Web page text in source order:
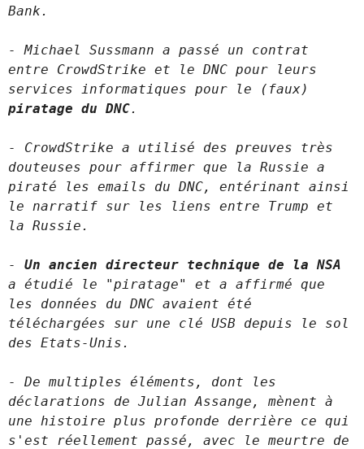
- Michael Sussmann a passé un contrat
entre CrowdStrike et le DNC pour leurs
piratage du DNC
- CrowdStrike a utilisé des preuves très
douteuses pour affirmer que la Russie a
piraté les emails du DNC, entérinant ainsi
le narratif sur les liens entre Trump et
- Un ancien directeur technique de la NSA
a étudié le "piratage" et a affirmé que
les données du DNC avaient été
téléchargées sur une clé USB depuis le sol
- De multiples éléments, dont les
déclarations de Julian Assange, mènent à
une histoire plus profonde derrière ce qui
s'est réellement passé, avec le meurtre de